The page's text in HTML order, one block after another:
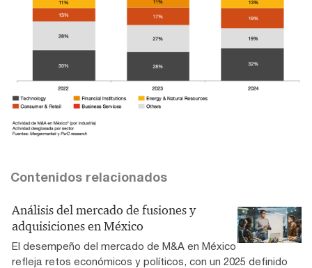
Contenidos relacionados
Análisis del mercado de fusiones y
adquisiciones en México
El desempeño del mercado de M&A en México
refleja retos económicos y políticos, con un 2025 definido